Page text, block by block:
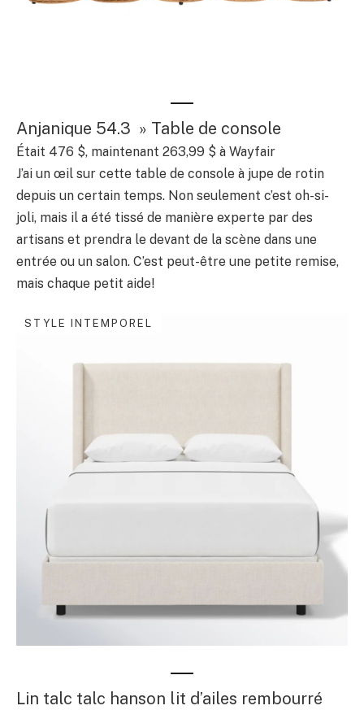
Anjanique 54.3 » Table de console
Était 476 $, maintenant 263,99 $ à Wayfair
J’ai un œil sur cette table de console à jupe de rotin
depuis un certain temps. Non seulement c’est oh-si-
joli, mais il a été tissé de manière experte par des
artisans et prendra le devant de la scène dans une
entrée ou un salon. C’est peut-être une petite remise,
mais chaque petit aide!
STYLE INTEMPOREL
Lin talc talc hanson lit d’ailes rembourré